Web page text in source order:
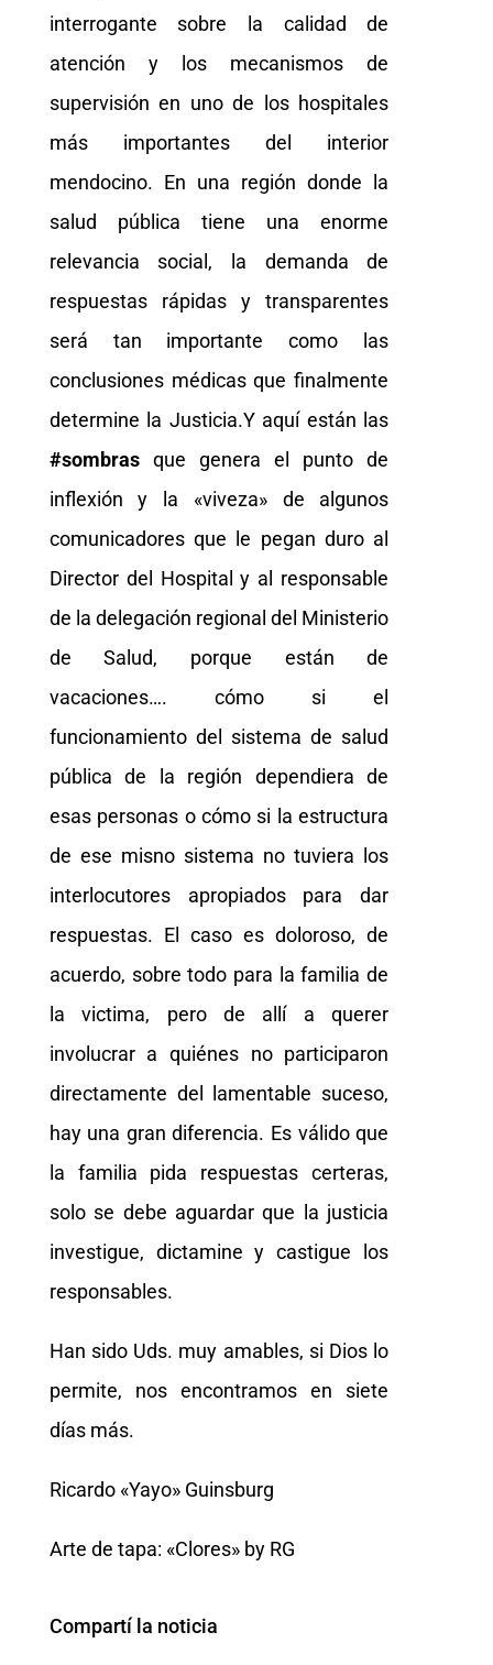
interrogante sobre la calidad de
atención y los mecanismos de
supervisión en uno de los hospitales
más importantes del interior
mendocino. En una región donde la
salud pública tiene una enorme
relevancia social, la demanda de
respuestas rápidas y transparentes
será tan importante como las
conclusiones médicas que finalmente
determine la Justicia.Y aquí están las
#sombrasque genera el punto de
inflexión y la «viveza» de algunos
comunicadores que le pegan duro al
Director del Hospital y al responsable
de la delegación regional del Ministerio
de Salud, porque están de
vacaciones…. cómo si el
funcionamiento del sistema de salud
pública de la región dependiera de
esas personas o cómo si la estructura
de ese misno sistema no tuviera los
interlocutores apropiados para dar
respuestas. El caso es doloroso, de
acuerdo, sobre todo para la familia de
la victima, pero de allí a querer
involucrar a quiénes no participaron
directamente del lamentable suceso,
hay una gran diferencia. Es válido que
la familia pida respuestas certeras,
solo se debe aguardar que la justicia
investigue, dictamine y castigue los
responsables.
Han sido Uds. muy amables, si Dios lo
permite, nos encontramos en siete
días más.
Ricardo «Yayo» Guinsburg
Arte de tapa: «Clores» by RG
Compartí la noticia